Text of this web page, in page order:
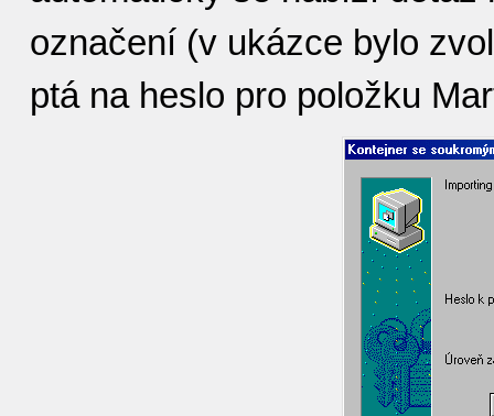
označení (v ukázce bylo
ptá na heslo pro položku